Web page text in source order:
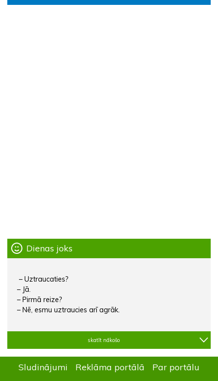
Dienas joks
– Uztraucaties?
– Jā.
– Pirmā reize?
– Nē, esmu uztraucies arī agrāk.
skatīt nākošo
Sludinājumi Reklāma portālā Par portālu